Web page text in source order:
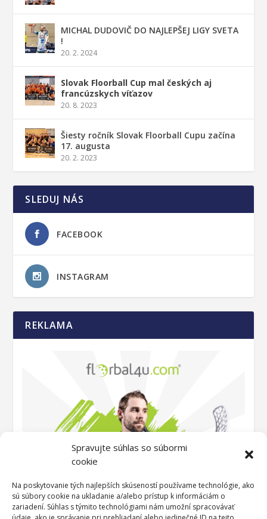
Spravujte súhlas so súbormi
cookie
Na poskytovanie tých najlepších skúseností používame technológie, ako
sú súbory cookie na ukladanie a/alebo prístup k informáciám o
zariadení. Súhlas s týmito technológiami nám umožní spracovávať
MICHAL DUDOVIČ DO NAJLEPŠEJ LIGY SVETA
!
20. 2. 2024
Slovak Floorball Cup mal českých aj
francúzskych víťazov
20. 8. 2023
Šiesty ročník Slovak Floorball Cupu začína
17. augusta
20. 2. 2023
SLEDUJ NÁS
FACEBOOK
INSTAGRAM
REKLAMA